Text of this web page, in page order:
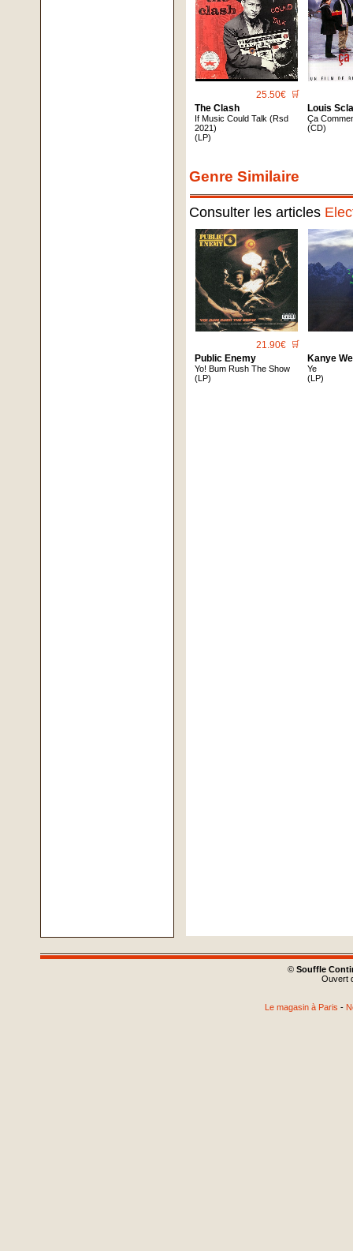
25.50€ 🛒
The Clash
If Music Could Talk (Rsd
2021)
(LP)
Louis
Ça
(CD)
Genre Similaire
Consulter les articles
21.90€ 🛒
Public Enemy
Yo! Bum Rush The Show
(LP)
Kanye
Ye
(LP)
© Souffle
Ouvert
Le magasin à Paris -